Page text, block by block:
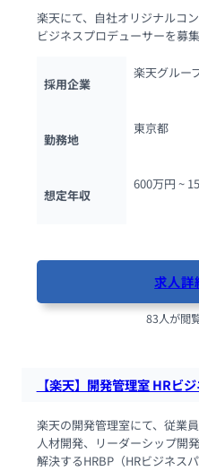
楽天にて、自社オリジナルコ
ビジネスプロデューサーを募集
採用企業
楽天グルー
勤務地
東京都
想定年収
600万円 ~
求人詳
83人が閲
【楽天】開発管理室 HRビ
楽天の開発管理室にて、従業
人材開発、リーダーシップ開
解決するHRBP（HRビジネス